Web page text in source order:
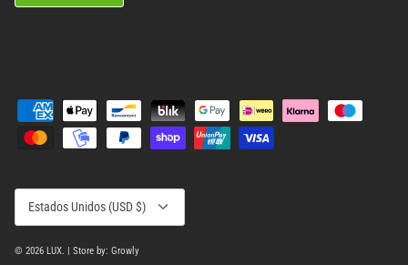
Moneda
Estados Unidos (USD $)
© 2026 LUX. | Store by: Growly